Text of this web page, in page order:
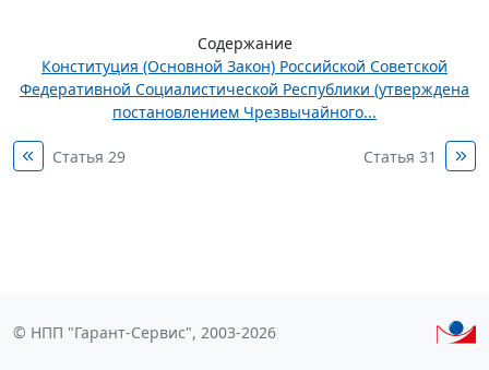
Содержание
Конституция (Основной Закон) Российской Советской
Федеративной Социалистической Республики (утверждена
постановлением Чрезвычайного...
Статья 29 Статья 31
© НПП "Гарант-Сервис", 2003-2026